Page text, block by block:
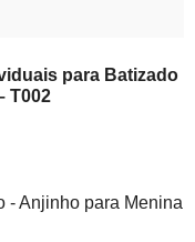
para Batizado
T002